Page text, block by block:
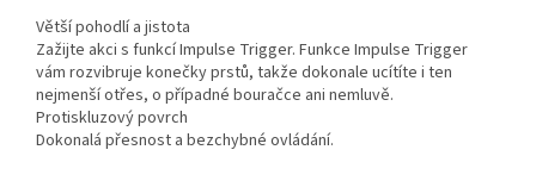
Větší pohodlí a jistota
Zažijte akci s funkcí Impulse Trigger. Funkce Impulse Trigger
vám rozvibruje konečky prstů, takže dokonale ucítíte i ten
nejmenší otřes, o případné bouračce ani nemluvě.
Protiskluzový povrch
Dokonalá přesnost a bezchybné ovládání.